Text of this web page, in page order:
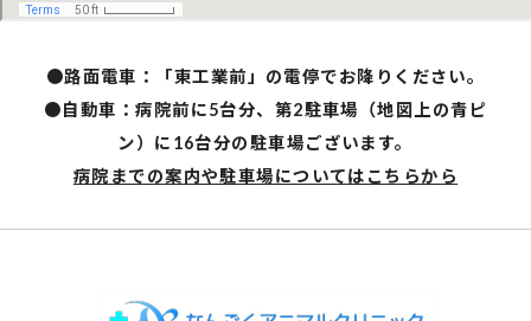
●路面電車：「東工業前」の電停でお降りください。
●自動車：病院前に5台分、第2駐車場（地図上の青ピ
ン）に16台分の駐車場ございます。
病院までの案内や駐車場についてはこちらから